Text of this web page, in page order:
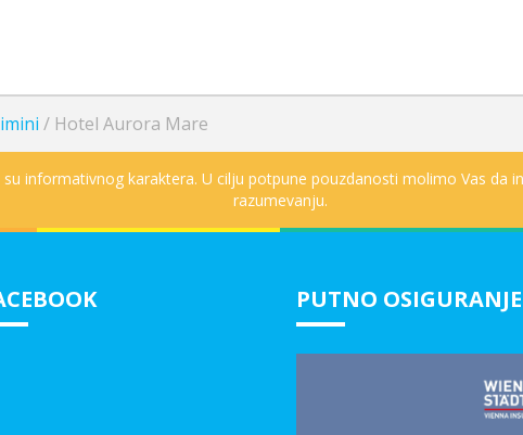
/ Hotel Aurora Mare
informativnog karaktera. U cilju potpune pouzdanosti molimo Vas da
razumevanju.
PUTNO OSIGURANJE